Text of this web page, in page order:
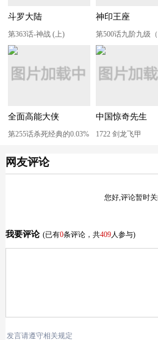
斗罗大陆
第363话-神战 (上)
神印王座
第500话九阶九级（
全面高能大侠
第255话杀死经典的0.03%
中国惊奇先生
1722 剑龙飞甲
网友评论
您好,评论暂时
我要评论 (已有0条评论，共409人参与)
发言请遵守相关规定